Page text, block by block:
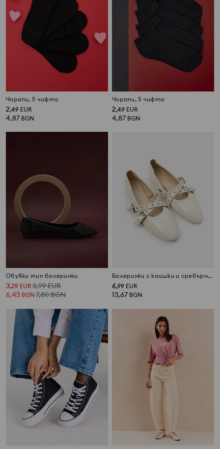
Чорапи, 5 чифта
2,49 EUR
4,87 BGN
Чорапи, 5 чифта
2,49 EUR
4,87 BGN
Обувки тип балеринки
3,29 EUR3,99EUR
6,43 BGN 7,80BGN
Балеринки с каишки и сребърно покритие
6,99 EUR
13,67 BGN